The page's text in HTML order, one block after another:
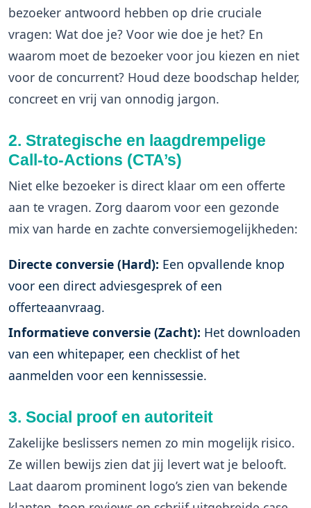
bezoeker antwoord hebben op drie cruciale
vragen: Wat doe je? Voor wie doe je het? En
waarom moet de bezoeker voor jou kiezen en niet
voor de concurrent? Houd deze boodschap helder,
concreet en vrij van onnodig jargon.
2. Strategische en laagdrempelige
Call-to-Actions (CTA’s)
Niet elke bezoeker is direct klaar om een offerte
aan te vragen. Zorg daarom voor een gezonde
mix van harde en zachte conversiemogelijkheden:
Directe conversie (Hard): Een opvallende knop
voor een direct adviesgesprek of een
offerteaanvraag.
Informatieve conversie (Zacht): Het downloaden
van een whitepaper, een checklist of het
aanmelden voor een kennissessie.
3. Social proof en autoriteit
Zakelijke beslissers nemen zo min mogelijk risico.
Ze willen bewijs zien dat jij levert wat je belooft.
Laat daarom prominent logo’s zien van bekende